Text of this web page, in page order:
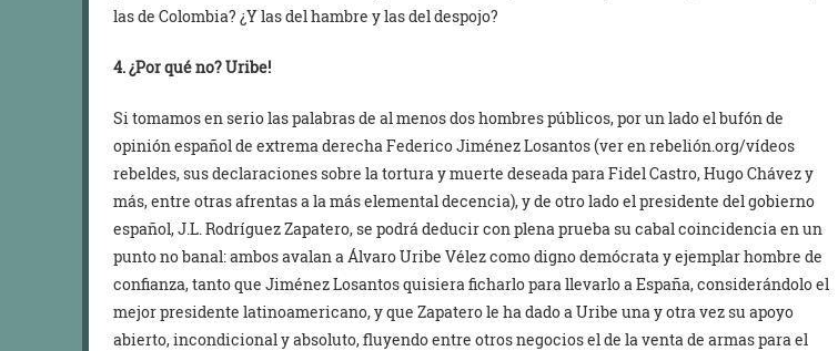
las de Colombia? ¿Y las del hambre y las del despojo?
4. ¿Por qué no? Uribe!
Si tomamos en serio las palabras de al menos dos hombres públicos, por un lado el bufón de
opinión español de extrema derecha Federico Jiménez Losantos (ver en rebelión.org/vídeos
rebeldes, sus declaraciones sobre la tortura y muerte deseada para Fidel Castro, Hugo Chávez y
más, entre otras afrentas a la más elemental decencia), y de otro lado el presidente del gobierno
español, J.L. Rodríguez Zapatero, se podrá deducir con plena prueba su cabal coincidencia en un
punto no banal: ambos avalan a Álvaro Uribe Vélez como digno demócrata y ejemplar hombre de
confianza, tanto que Jiménez Losantos quisiera ficharlo para llevarlo a España, considerándolo el
mejor presidente latinoamericano, y que Zapatero le ha dado a Uribe una y otra vez su apoyo
abierto, incondicional y absoluto, fluyendo entre otros negocios el de la venta de armas para el